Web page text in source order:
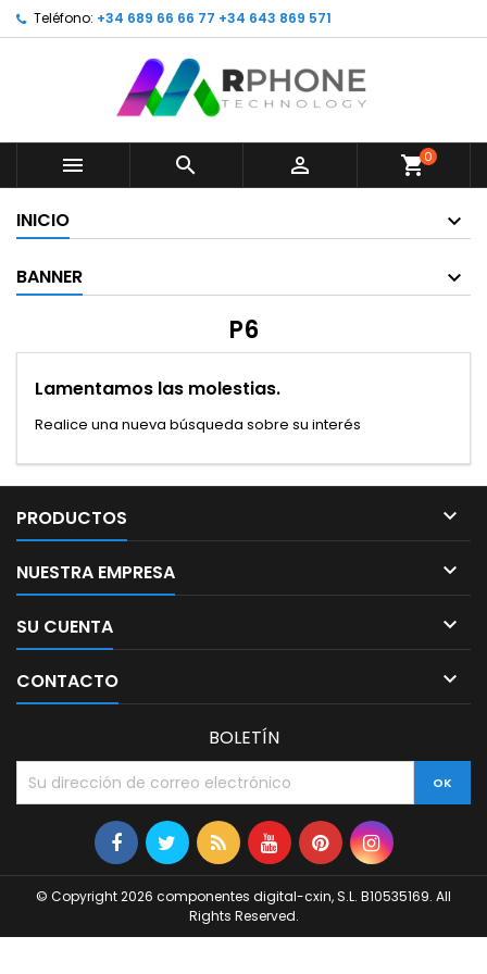
Teléfono: +34 689 66 66 77 +34 643 869 571
   shopping_cart0
INICIO
BANNER
P6
Lamentamos las molestias.
Realice una nueva búsqueda sobre su interés
PRODUCTOS 
NUESTRA EMPRESA 
SU CUENTA 
CONTACTO 
BOLETÍN
© Copyright 2026 componentes digital-cxin, S.L. B10535169. All
Rights Reserved.